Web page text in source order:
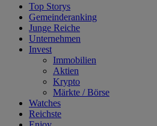
Top Storys
Gemeinderanking
Junge Reiche
Unternehmen
Invest
Immobilien
Aktien
Krypto
Märkte / Börse
Watches
Reichste